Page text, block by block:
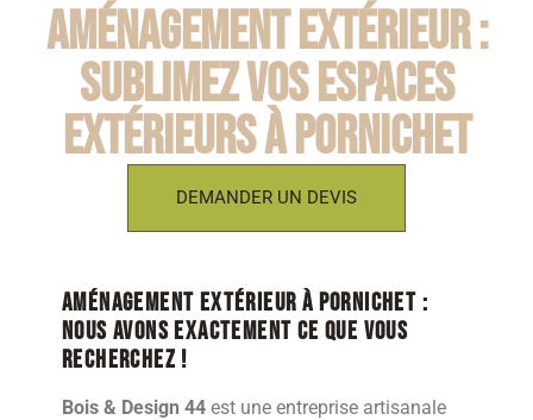
Aménagement extérieur :
Sublimez vos espaces
extérieurs à Pornichet
DEMANDER UN DEVIS
Aménagement extérieur à Pornichet :
nous avons exactement ce que vous
recherchez !
Bois & Design 44 est une entreprise artisanale